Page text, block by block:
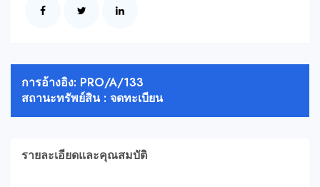
การอ้างอิง: PRO/A/133
สถานะทรัพย์สิน : จดทะเบียน
รายละเอียดและคุณสมบัติ